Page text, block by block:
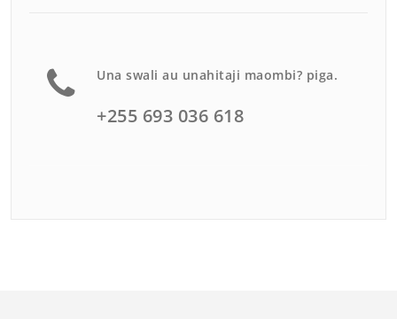
Una swali au unahitaji maombi? piga.
+255 693 036 618